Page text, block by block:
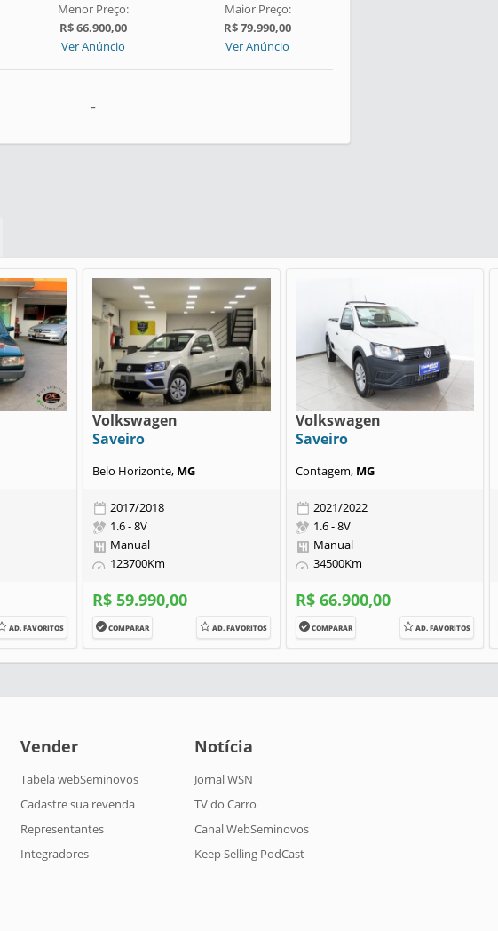
Menor Preço:
R$ 66.900,00
Ver Anúncio
Maior Preço:
R$ 79.990,00
Ver Anúncio
-
AD. FAVORITOS
Volkswagen
Saveiro
Belo Horizonte, MG
2017/2018
1.6 - 8V
Manual
123700Km
R$ 59.990,00
COMPARAR AD. FAVORITOS
Volkswagen
Saveiro
Contagem, MG
2021/2022
1.6 - 8V
Manual
34500Km
R$ 66.900,00
COMPARAR AD. FAVORITOS
Vender
Tabela webSeminovos
Cadastre sua revenda
Representantes
Integradores
Notícia
Jornal WSN
TV do Carro
Canal WebSeminovos
Keep Selling PodCast